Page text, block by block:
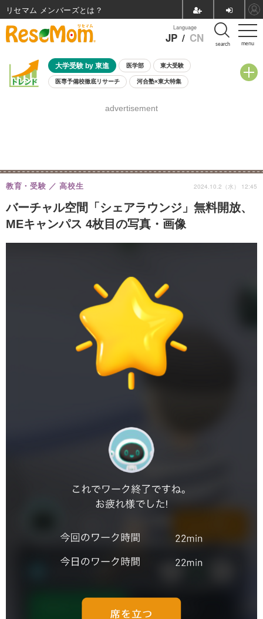
menu
Language
JP / CN search
大学受験 by 東進 医学部 東大受験
医専予備校徹底リサーチ 河合塾×東大特集
8月開催学校説明会・相談会
advertisement
バーチャル空間「シェアラウンジ」無料開放、
MEキャンパス 4枚目の写真・画像
教育・受験 高校生 2024.10.2（水） 12:45
リセマム メンバーズ